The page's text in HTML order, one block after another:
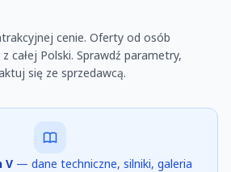
cenie. Oferty od osób
całej Polski. Sprawdź parametry,
się ze sprzedawcą.
V — dane techniczne, silniki, galeria